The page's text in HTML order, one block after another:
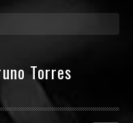
Torres